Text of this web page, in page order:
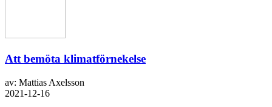
Att bemöta klimatförnekelse
av: Mattias Axelsson
2021-12-16